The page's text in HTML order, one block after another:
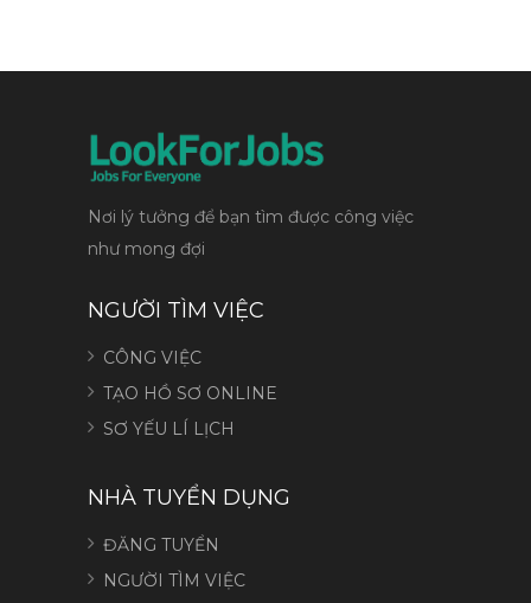
Nơi lý tưởng để bạn tìm được công việc
như mong đợi
NGƯỜI TÌM VIỆC
CÔNG VIỆC
TẠO HỒ SƠ ONLINE
SƠ YẾU LÍ LỊCH
NHÀ TUYỂN DỤNG
ĐĂNG TUYỂN
NGƯỜI TÌM VIỆC